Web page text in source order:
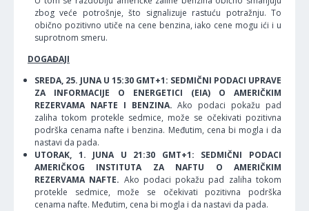
zbog veće potrošnje, što signalizuje rastuću potražnju. To
obično pozitivno utiče na cene benzina, iako cene mogu ići i u
suprotnom smeru.
DOGAĐAJI
SREDA, 25. JUNA U 15:30 GMT+1: SEDMIČNI PODACI UPRAVE
ZA INFORMACIJE O ENERGETICI (EIA) O AMERIČKIM
REZERVAMA NAFTE I BENZINA. Ako podaci pokažu pad
zaliha tokom protekle sedmice, može se očekivati pozitivna
podrška cenama nafte i benzina. Međutim, cena bi mogla i da
nastavi da pada.
UTORAK, 1. JUNA U 21:30 GMT+1: SEDMIČNI PODACI
AMERIČKOG INSTITUTA ZA NAFTU O AMERIČKIM
REZERVAMA NAFTE. Ako podaci pokažu pad zaliha tokom
protekle sedmice, može se očekivati pozitivna podrška
cenama nafte. Međutim, cena bi mogla i da nastavi da pada.